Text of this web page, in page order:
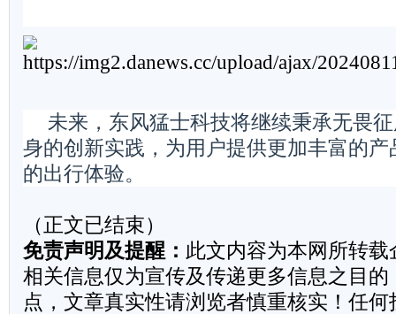
未来，东风猛士科技将继续秉承无畏
身的创新实践，为用户提供更加丰富的
的出行体验。
（正文已结束）
免责声明及提醒： 此文内容为本网所转
相关信息仅为宣传及传递更多信息之目
点，文章真实性请浏览者慎重核实！任